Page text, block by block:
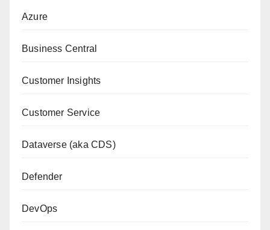
Azure
Business Central
Customer Insights
Customer Service
Dataverse (aka CDS)
Defender
DevOps